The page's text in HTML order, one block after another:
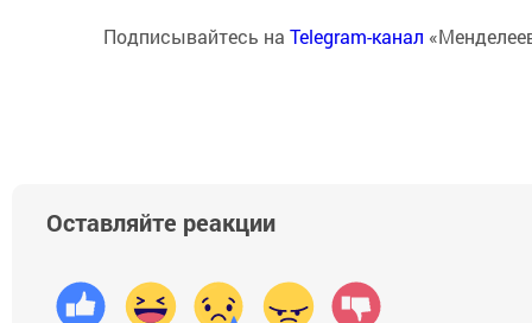
Подписывайтесь на Telegram-канал
Оставляйте реакции